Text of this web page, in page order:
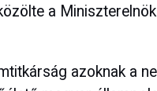
a
azoknak a